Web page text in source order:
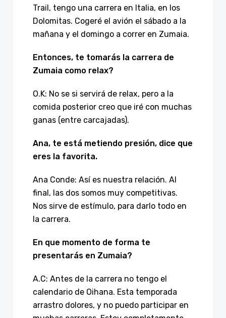
Trail, tengo una carrera en Italia, en los
Dolomitas. Cogeré el avión el sábado a la
mañana y el domingo a correr en Zumaia.
Entonces, te tomarás la carrera de
Zumaia como relax?
O.K: No se si servirá de relax, pero a la
comida posterior creo que iré con muchas
ganas (entre carcajadas).
Ana, te está metiendo presión, dice que
eres la favorita.
Ana Conde: Así es nuestra relación. Al
final, las dos somos muy competitivas.
Nos sirve de estímulo, para darlo todo en
la carrera.
En que momento de forma te
presentarás en Zumaia?
A.C: Antes de la carrera no tengo el
calendario de Oihana. Esta temporada
arrastro dolores, y no puedo participar en